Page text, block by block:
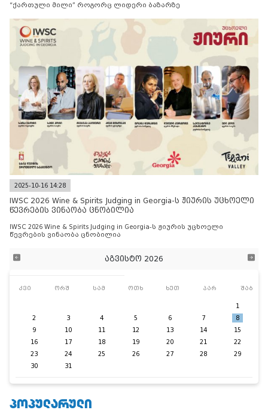
“ქართული მილი” როგორც ლიდერი ბაზარზე
2025-10-16 14:28
IWSC 2026 Wine & Spirits Judging in Georgia-ს ჟიურის უცხოელი
წევრების ვინაობა ცნობილია
IWSC 2026 Wine & Spirits Judging in Georgia-ს ჟიურის უცხოელი
წევრების ვინაობა ცნობილია
აგვისტო 2026
კვი ორშ სამ ოთხ ხუთ პარ შაბ
1
2
3 4 5 6 7
8
9
10 11 12 13 14
15
16
17 18 19 20 21
22
23
24 25 26 27 28
29
30
31
ᲞᲝᲞᲣᲚᲐᲠᲣᲚᲘ